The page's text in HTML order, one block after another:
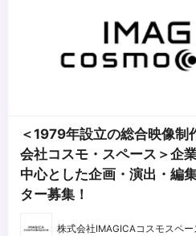
・チームスポーツをするように働き
・スポーツファンを増やしたいと思
・選手やチームの成功を自分事とし
＜1979年設立の総合映像制
会社コスモ・スペース＞企
中心とした企画・演出・編
ター募集！
株式会社IMAGICAコスモスペー